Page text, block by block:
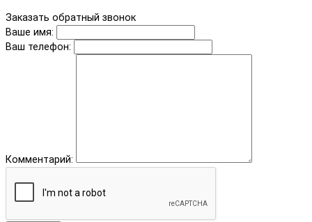
Заказать обратный звонок
Ваше имя:
Ваш телефон:
Комментарий: